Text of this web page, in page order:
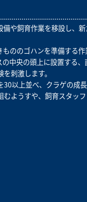
や飼育作業を移設し、
ののゴハンを準備する
中央の頭上に設置する
刺激します。
以上並べ、クラゲの成
ようすや、飼育スタッ